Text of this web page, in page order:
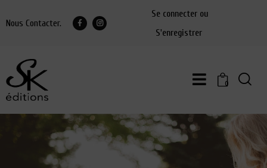
Nous Contacter.
Se connecter ou
S'enregistrer
0